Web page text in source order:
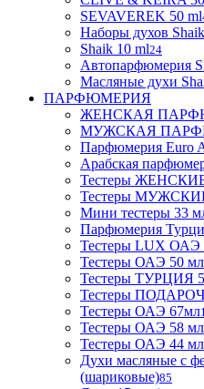
SEVAVEREK 50 ml
Наборы духов Shaik
Shaik 10 ml24
Автопарфюмерия
Масляные духи
ПАРФЮМЕРИЯ
ЖЕНСКАЯ
МУЖСКАЯ
Парфюмерия Euro
Арабская
Тестеры
Тестеры
Мини тестеры 33
Парфюмерия
Тестеры LUX ОАЭ
Тестеры ОАЭ 50 мл
Тестеры ТУРЦИЯ
Тестеры
Тестеры ОАЭ 67мл
Тестеры ОАЭ 58 мл
Тестеры ОАЭ 44 мл
Духи масляные с
(шариковые)85